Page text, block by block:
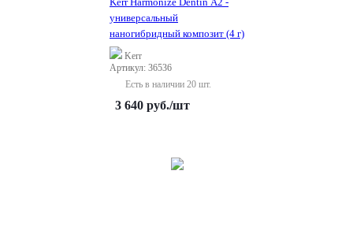
универсальный
наногибридный композит (4 г)
Kerr
Артикул: 36536
Есть в наличии 20 шт.
3 640 руб./шт